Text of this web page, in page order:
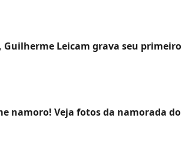
Guilherme Leicam grava seu primeiro
namoro! Veja fotos da namorada do